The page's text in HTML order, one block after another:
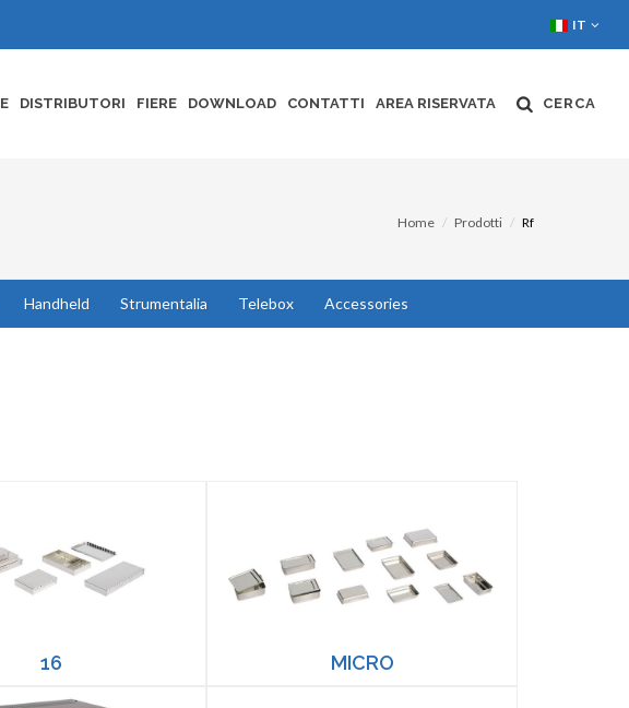
IT
DISTRIBUTORI FIERE DOWNLOAD CONTATTI AREA RISERVATA CERCA
Home Prodotti Rf
Handheld Strumentalia Telebox Accessories
16 MICRO